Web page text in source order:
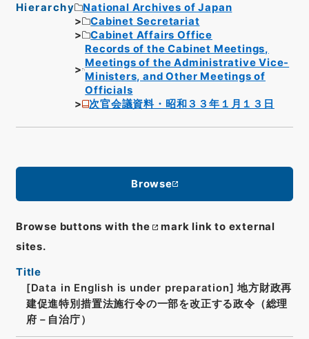
Hierarchy
National Archives of Japan
Cabinet Secretariat
Cabinet Affairs Office
Records of the Cabinet Meetings,
Meetings of the Administrative Vice-
Ministers, and Other Meetings of
Officials
次官会議資料・昭和３３年１月１３日
Browse
Browse buttons with the
mark link to external
sites.
Title
[Data in English is under preparation] 地方財政再
建促進特別措置法施行令の一部を改正する政令（総理
府－自治庁）